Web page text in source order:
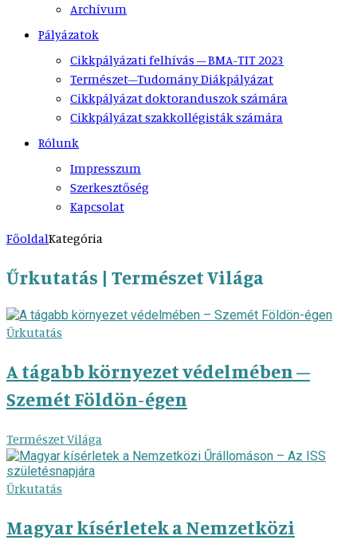
Archívum
Pályázatok
Cikkpályázati felhívás – BMA-TIT 2023
Természet–Tudomány Diákpályázat
Cikkpályázat doktoranduszok számára
Cikkpályázat szakkollégisták számára
Rólunk
Impresszum
Szerkesztőség
Kapcsolat
FőoldalKategória
Űrkutatás | Természet Világa
Űrkutatás
A tágabb környezet védelmében –
Szemét Földön-égen
Természet Világa
Űrkutatás
Magyar kísérletek a Nemzetközi